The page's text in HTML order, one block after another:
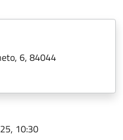
6, 84044
10:30